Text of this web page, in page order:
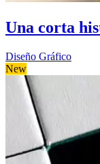
Una corta
Diseño Gráfico
New